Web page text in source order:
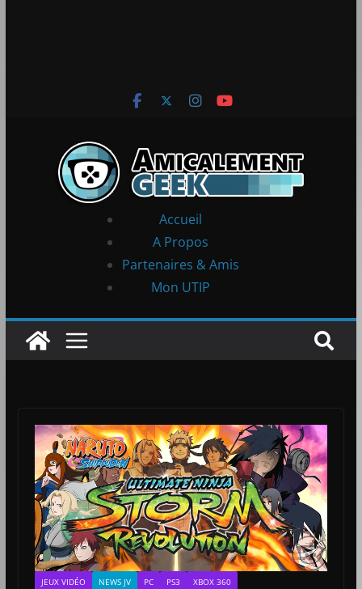
Accueil
A Propos
Partenaires & Amis
Mon UTIP
JEUX VIDÉO NEWS JV PC PS3 XBOX 360